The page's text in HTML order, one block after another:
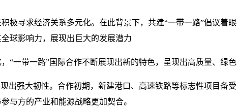
极寻求经济关系多元化。在此背景下，共建“一带一路”倡议着
球影响力，展现出巨大的发展潜力
“一带一路”国际合作不断展现出新的特色，呈现出高质量、绿色
出强大韧性。合作初期，新建港口、高速铁路等标志性项目备
与方的产业和能源战略更加契合。